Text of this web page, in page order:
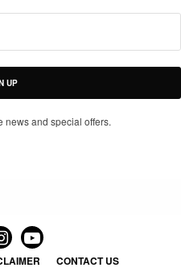
UP
news and special offers.
CONTACT US